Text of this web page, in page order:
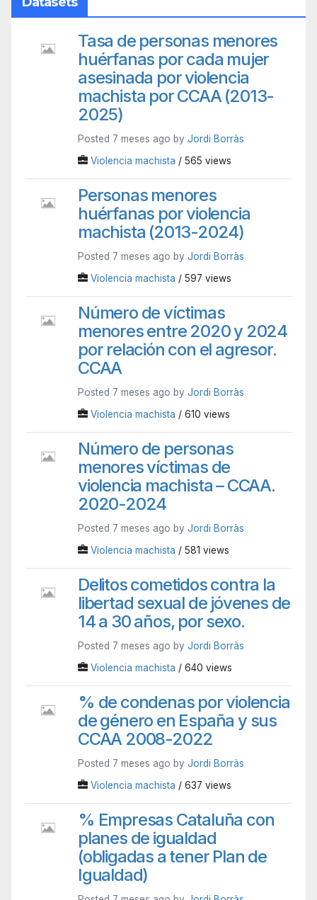
Tasa de personas menores
huérfanas por cada mujer
asesinada por violencia
machista por CCAA (2013-
2025)
Posted 7 meses ago by Jordi Borràs
Violencia machista / 565 views
Personas menores
huérfanas por violencia
machista (2013-2024)
Posted 7 meses ago by Jordi Borràs
Violencia machista / 597 views
Número de víctimas
menores entre 2020 y 2024
por relación con el agresor.
CCAA
Posted 7 meses ago by Jordi Borràs
Violencia machista / 610 views
Número de personas
menores víctimas de
violencia machista – CCAA.
2020-2024
Posted 7 meses ago by Jordi Borràs
Violencia machista / 581 views
Delitos cometidos contra la
libertad sexual de jóvenes de
14 a 30 años, por sexo.
Posted 7 meses ago by Jordi Borràs
Violencia machista / 640 views
% de condenas por violencia
de género en España y sus
CCAA 2008-2022
Posted 7 meses ago by Jordi Borràs
Violencia machista / 637 views
% Empresas Cataluña con
planes de igualdad
(obligadas a tener Plan de
Igualdad)